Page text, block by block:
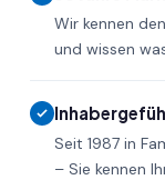
Wir kennen
und wissen
Seit 1987 in
– Sie kennen